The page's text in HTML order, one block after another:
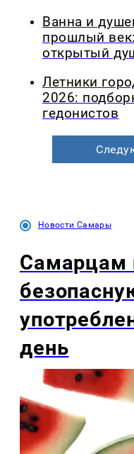
Ванна и
прошлый
открытый
Летники
2026:
гедонистов
Новости Самары
Самарцам
день